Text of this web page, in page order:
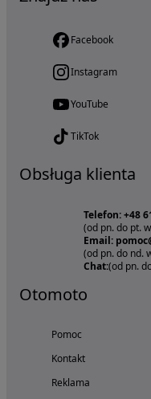
Facebook
Instagram
YouTube
TikTok
Obsługa klienta
Telefon: +48
(od pn. do pt.
Email:
(od pn. do nd.
Chat:(od pn.
Otomoto
Pomoc
Kontakt
Reklama